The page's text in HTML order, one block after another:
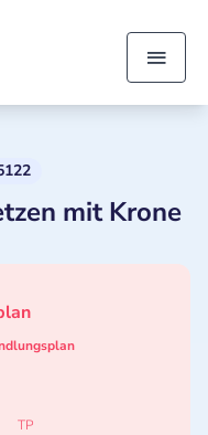
mit Krone
TP